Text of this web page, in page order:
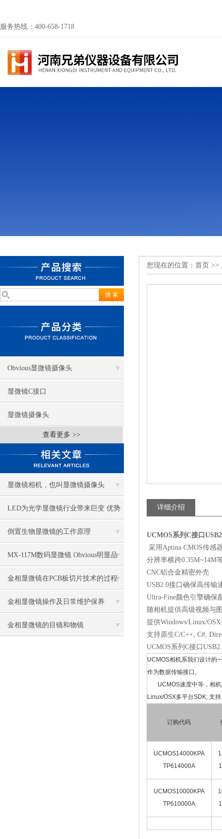
服务热线：400-658-1718
Obvious显微镜摄像头
显微镜C接口
显微镜摄像头
查看更多 >>
显微镜相机，也叫显微镜摄像头
LED为光学显微镜行业带来巨变 优势
比传统卤素更明显
倒置生物显微镜的工作原理
MX-117M数码显微镜 Obvious明显品
牌值得推荐
金相显微镜在PCB板切片技术的过程
控制中的作用
金相显微镜操作及日常维护保养
金相显微镜的目镜和物镜
您现在的位置： 首页 >>
详细介绍
UCMOS系列C接口
采用Aptina CMOS传感
分辨率横跨0.35M~14M
CNC铝合金精密外壳
USB2.0接口确保高传输
Ultra-Fine颜色引擎确保
随相机提供高级视频与
提供Windows/Linux/
支持原生C/C++, C#,
UCMOS系列C接口
UCMOS相机系我们设计的
作为数据传输接口。
UCMOS速度中等，相机
Linux/OSX多平台SDK; 支
订购代码
UCMOS14000KPA
TP614000A
UCMOS10000KPA
TP610000A